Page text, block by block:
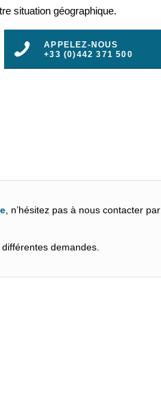
situation géographique.
APPELEZ-NOUS
+33 (0)442 371 500
, n’hésitez pas à nous contacter par
demandes.